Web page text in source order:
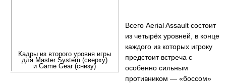
Кадры из второго уровня игры
для Master System (сверху)
и Game Gear (снизу)
Всего Aerial Assault состоит
из четырёх уровней, в конце
каждого из которых игроку
предстоит встреча с
особенно сильным
противником — «боссом»